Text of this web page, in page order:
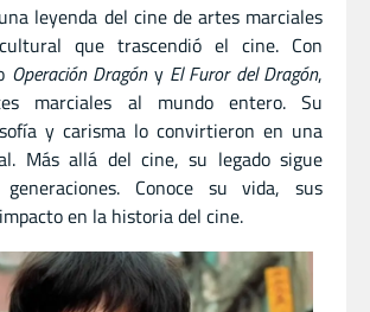
leyenda del cine de artes marciales
que trascendió el cine. Con
Operación Dragóny El Furor del Dragón,
marciales al mundo entero. Su
y carisma lo convirtieron en una
Más allá del cine, su legado sigue
Conoce su vida, sus
en la historia del cine.